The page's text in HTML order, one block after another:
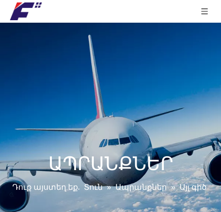
ԱՊՐԱՆՔՆԵՐ
Դուք այստեղ եք. Տուն » Ապրանքներ » Այլ գիծ